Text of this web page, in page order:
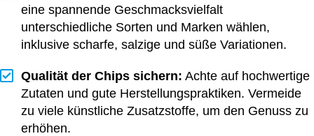
eine spannende Geschmacksvielfalt
unterschiedliche Sorten und Marken wählen,
inklusive scharfe, salzige und süße Variationen.
Qualität der Chips sichern: Achte auf hochwertige
Zutaten und gute Herstellungspraktiken. Vermeide
zu viele künstliche Zusatzstoffe, um den Genuss zu
erhöhen.